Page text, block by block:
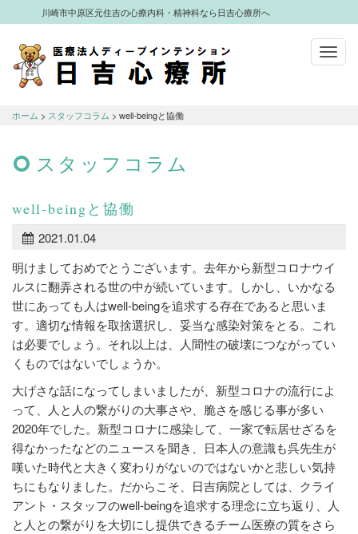
川崎市中原区元住吉の心療内科・精神科なら日吉心療所へ
なら日吉心療所へ
ホーム > スタッフコラム > well-beingと協働
スタッフコラム
well-beingと協働
2021.01.04
明けましておめでとうございます。去年から新型コロナウイ
ルスに翻弄される世の中が続いています。しかし、いかなる
世にあっても人はwell-beingを追求する存在であると思いま
す。適切な情報を取捨選択し、妥当な感染対策をとる。これ
は必要でしょう。それ以上は、人間性の破壊につながってい
くものではないでしょうか。
大げさな話になってしまいましたが、新型コロナの流行によ
って、人と人の繋がりの大事さや、脆さを感じる事が多い
2020年でした。新型コロナに感染して、一家で転居せざるを
得なかったなどのニュースを聞き、日本人の意識も呉先生が
嘆いた時代と大きく変わりがないのではないかと悲しい気持
ちにもなりました。だからこそ、日吉病院としては、クライ
アント・スタッフのwell-beingを追求する理念に立ち返り、人
と人との繋がりを大切にし提供できるチーム医療の質をさら